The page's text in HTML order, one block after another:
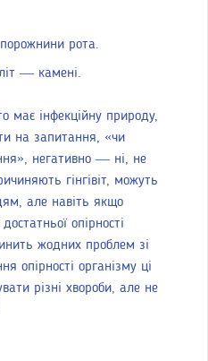
порожнини рота.
— камені.
має інфекційну природу,
на запитання, «чи
негативно — ні, не
гінгівіт, можуть
але навіть якщо
опірності
жодних проблем зі
опірності організму ці
різні хвороби, але не